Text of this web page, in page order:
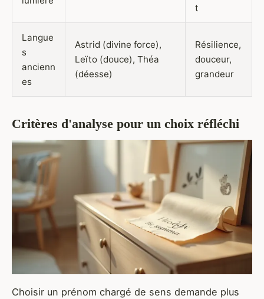
t
Langue
s
ancienn
es
Astrid (divine force),
Leïto (douce), Théa
(déesse)
Résilience,
douceur,
grandeur
Critères d'analyse pour un choix réfléchi
Choisir un prénom chargé de sens demande plus